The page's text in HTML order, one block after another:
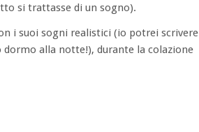
si trattasse di un sogno).
i suoi sogni realistici (io potrei scrivere
alla notte!), durante la colazione